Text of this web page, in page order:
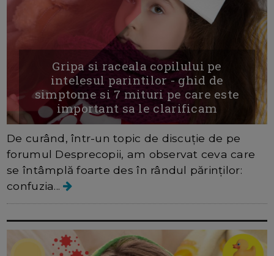
Gripa si raceala copilului pe
intelesul parintilor - ghid de
simptome si 7 mituri pe care este
important sa le clarificam
De curând, într-un topic de discuție de pe
forumul Desprecopii, am observat ceva care
se întâmplă foarte des în rândul părinților:
confuzia...